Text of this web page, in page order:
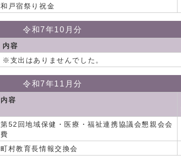
和戸宿祭り祝金
令和7年10月分
内容
※支出はありませんでした。
令和7年11月分
内容
第52回地域保健・医療・福祉連携協議会懇親会会
費
町村教育長情報交換会